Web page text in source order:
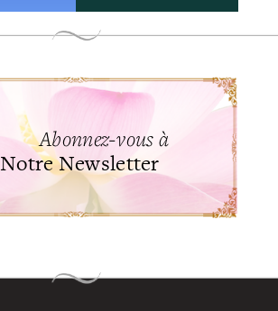
Abonnez-vous à
Notre Newsletter